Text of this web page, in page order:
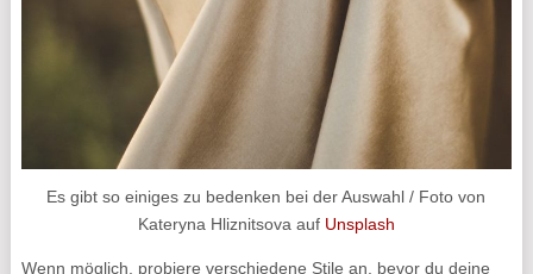
Es gibt so einiges zu bedenken bei der Auswahl / Foto von
Kateryna Hliznitsova auf Unsplash
Wenn möglich, probiere verschiedene Stile an, bevor du deine